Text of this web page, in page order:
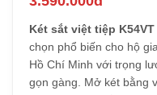
Két sắt việt tiệp
chọn phổ biến cho hộ
Hồ Chí Minh với trọng
gọn gàng. Mở két bằng